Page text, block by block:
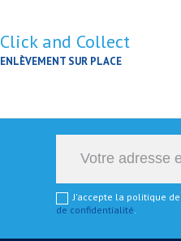
Click and Collect
ENLÈVEMENT SUR PLACE
J'accepte la politique
de confidentialité